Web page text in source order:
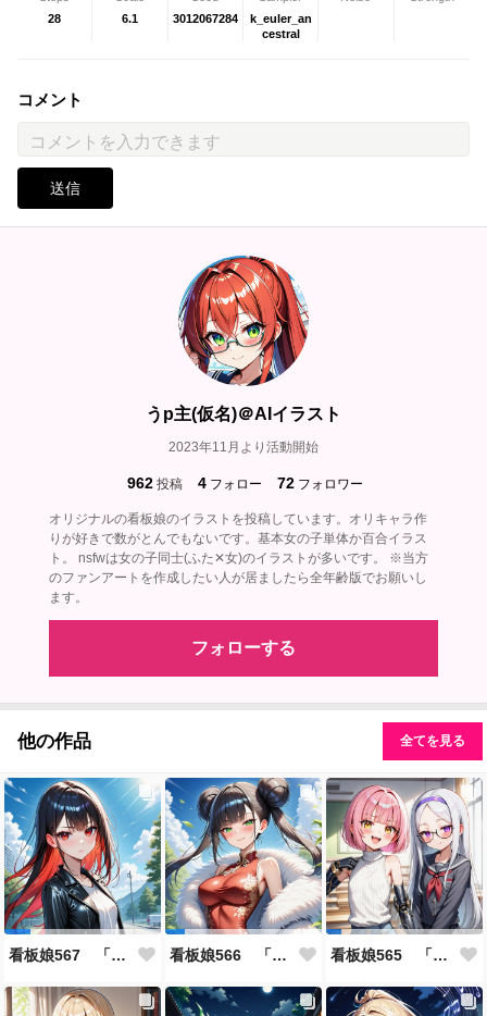
28
6.1
3012067284
k_euler_an
cestral
コメント
送信
うp主(仮名)＠AIイラスト
2023年11月より活動開始
962 投稿 4 フォロー 72 フォロワー
オリジナルの看板娘のイラストを投稿しています。オリキャラ作
りが好きで数がとんでもないです。基本女の子単体か百合イラス
ト。 nsfwは女の子同士(ふた✕女)のイラストが多いです。 ※当方
のファンアートを作成したい人が居ましたら全年齢版でお願いし
ます。
フォローする
他の作品 全てを見る
看板娘567 「雪村恋のよもやま話」 看板娘566 「ナンシー・ツァオのよもやま話」 看板娘565 「銀一族」